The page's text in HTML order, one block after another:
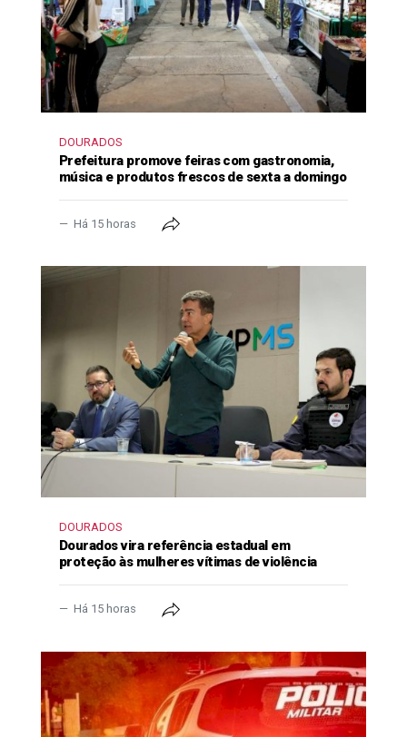
DOURADOS
Prefeitura promove feiras com gastronomia,
música e produtos frescos de sexta a domingo
Há 15 horas
DOURADOS
Dourados vira referência estadual em
proteção às mulheres vítimas de violência
Há 15 horas